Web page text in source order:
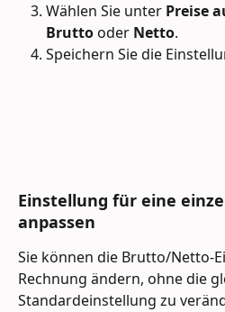
Wählen Sie unter Preise
Brutto oder Netto.
Speichern Sie die
Einstellung für eine
anpassen
Sie können die Brutto/Netto-
Rechnung ändern, ohne die
Standardeinstellung zu